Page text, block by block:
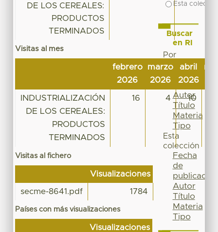
DE LOS CEREALES:
PRODUCTOS
TERMINADOS
Visitas al mes
febrero
2026
marzo
2026
abril
2026
INDUSTRIALIZACIÓN
DE LOS CEREALES:
PRODUCTOS
TERMINADOS
16 4 10
Visitas al fichero
Visualizaciones
secme-8641.pdf 1784
Países con más visualizaciones
Visualizaciones
Esta
Buscar
en RI
Por
Fecha
de
publicación
Autor
Título
Materia
Tipo
Esta
colección
Fecha
de
publicación
Autor
Título
Materia
Tipo